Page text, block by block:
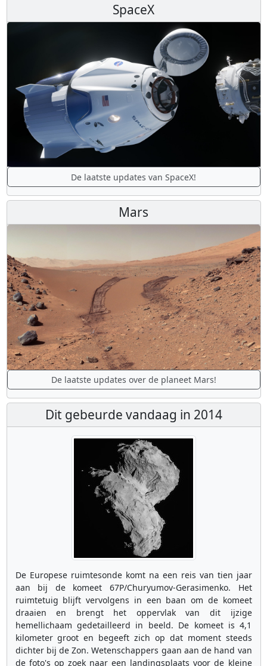
SpaceX
De laatste updates van SpaceX!
Mars
De laatste updates over de planeet Mars!
Dit gebeurde vandaag in 2014
De Europese ruimtesonde komt na een reis van tien jaar
aan bij de komeet 67P/Churyumov-Gerasimenko. Het
ruimtetuig blijft vervolgens in een baan om de komeet
draaien en brengt het oppervlak van dit ijzige
hemellichaam gedetailleerd in beeld. De komeet is 4,1
kilometer groot en begeeft zich op dat moment steeds
dichter bij de Zon. Wetenschappers gaan aan de hand van
de foto's op zoek naar een landingsplaats voor de kleine